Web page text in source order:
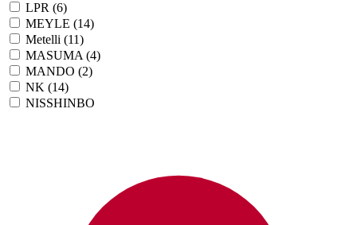
LPR (6)
MEYLE (14)
Metelli (11)
MASUMA(4)
MANDO (2)
NK (14)
NISSHINBO